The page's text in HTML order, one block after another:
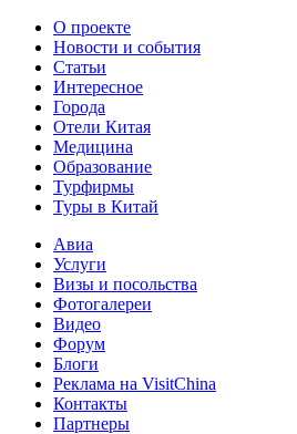
О проекте
Новости и события
Статьи
Интересное
Города
Отели Китая
Медицина
Образование
Турфирмы
Туры в Китай
Авиа
Услуги
Визы и посольства
Фотогалереи
Видео
Форум
Блоги
Реклама на VisitChina
Контакты
Партнеры